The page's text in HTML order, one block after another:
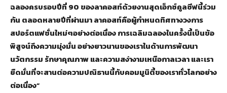
ฉลองครบรอบปีที่ 90 ของลาคอสท์ด้วยงานสุดเอ็กซ์คูลซีฟนี้ร่วม
กัน ตลอดหลายปีที่ผ่านมา ลาคอสท์คือผู้กำหนดทิศทางวงการ
สปอร์ตแฟชั่นใหม่ๆอย่างต่อเนื่อง การเฉลิมฉลองในครั้งนี้เป็นข้อ
พิสูจน์ถึงความมุ่งมั่น อย่างยาวนานของเราในด้านการพัฒนา
นวัตกรรม รักษาคุณภาพ และความสง่างามเหนือกาลเวลา และเรา
ยืดมั่นที่จะสานต่อความปณิธานนี้กับคอมมูนิตี้ของเราทั่วโลกอย่าง
ต่อเนื่อง”